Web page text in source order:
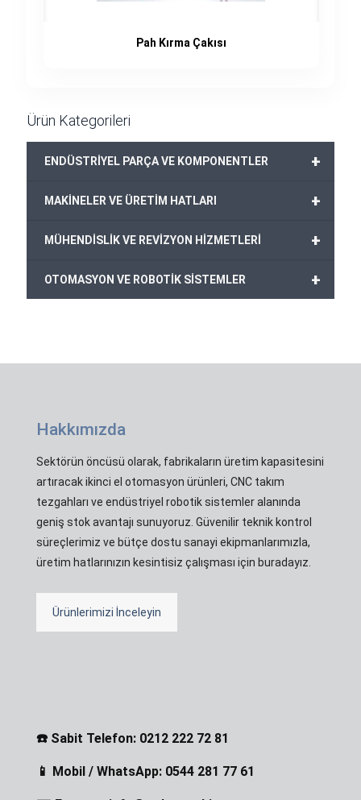
Pah Kırma Çakısı
Ürün Kategorileri
+
ENDÜSTRİYEL PARÇA VE KOMPONENTLER
+
MAKİNELER VE ÜRETİM HATLARI
+
MÜHENDİSLİK VE REVİZYON HİZMETLERİ
+
OTOMASYON VE ROBOTİK SİSTEMLER
Hakkımızda
Sektörün öncüsü olarak, fabrikaların üretim kapasitesini
artıracak ikinci el otomasyon ürünleri, CNC takım
tezgahları ve endüstriyel robotik sistemler alanında
geniş stok avantajı sunuyoruz. Güvenilir teknik kontrol
süreçlerimiz ve bütçe dostu sanayi ekipmanlarımızla,
üretim hatlarınızın kesintisiz çalışması için buradayız.
Ürünlerimizi İnceleyin
☎️ Sabit Telefon: 0212 222 72 81
📱 Mobil / WhatsApp: 0544 281 77 61